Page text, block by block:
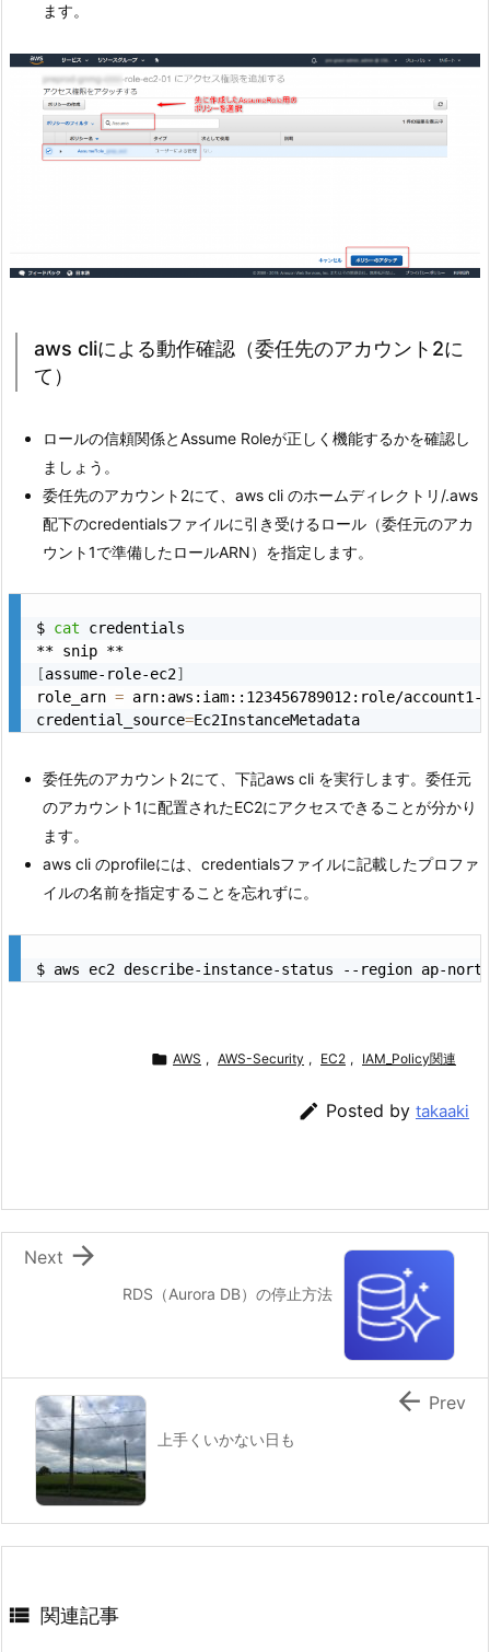
ます。
aws cliによる動作確認（委任先のアカウント2に
て）
ロールの信頼関係とAssume Roleが正しく機能するかを確認し
ましょう。
委任先のアカウント2にて、aws cli のホームディレクトリ/.aws
配下のcredentialsファイルに引き受けるロール（委任元のアカ
ウント1で準備したロールARN）を指定します。
$ cat credentials
[assume-role-ec2]
role_arn = arn:aws:iam::123456789012:role/
credential_source=
委任先のアカウント2にて、下記aws cli を実行します。委任元
のアカウント1に配置されたEC2にアクセスできることが分かり
ます。
aws cli のprofileには、credentialsファイルに記載したプロファ
イルの名前を指定することを忘れずに。
 AWS , AWS-Security , EC2 , IAM_Policy関連
 Posted by takaaki
RDS（Aurora DB）の停止方法

Next
上手くいかない日も
 Prev
 関連記事